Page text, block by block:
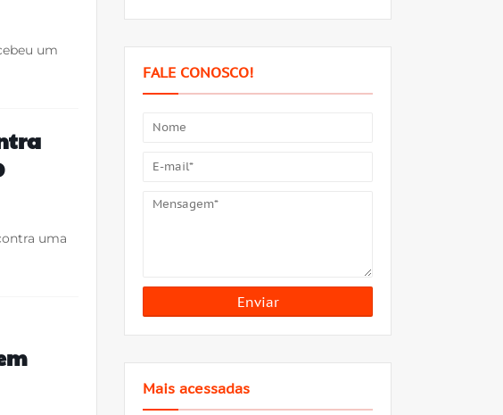
um
uma
FALE CONOSCO!
Mais acessadas